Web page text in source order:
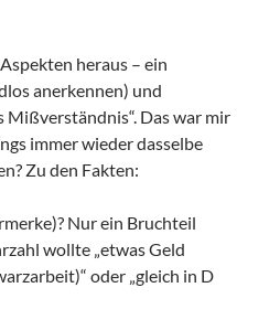
heraus – ein
anerkennen) und
Mißverständnis“. Das war mir
immer wieder dasselbe
Zu den Fakten:
Nur ein Bruchteil
wollte „etwas Geld
oder „gleich in D